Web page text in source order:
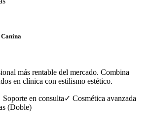
más rentable del mercado. Combina
en clínica con estilismo estético.
Soporte en consulta✓ Cosmética avanzada
(Doble)